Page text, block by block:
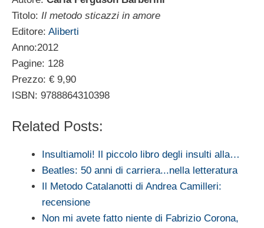
Titolo: Il metodo sticazzi in amore
Editore: Aliberti
Anno:2012
Pagine: 128
Prezzo: € 9,90
ISBN: 9788864310398
Related Posts:
Insultiamoli! Il piccolo libro degli insulti alla…
Beatles: 50 anni di carriera...nella letteratura
Il Metodo Catalanotti di Andrea Camilleri:
recensione
Non mi avete fatto niente di Fabrizio Corona,